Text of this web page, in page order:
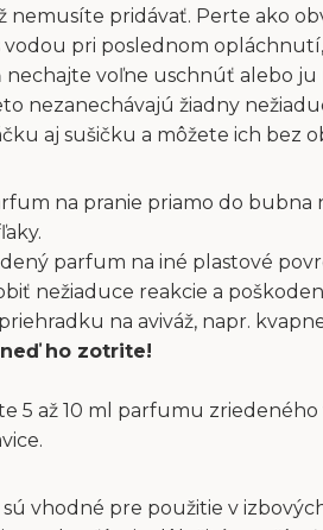
nemusíte pridávať. Perte ako
pri poslednom
nechajte voľne uschnúť alebo
nezanechávajú žiadny
aj sušičku a môžete ich bez
na pranie priamo do bubna
parfum na iné plastové
nežiaduce reakcie a
na aviváž, napr.
ho zotrite!
5 až 10 ml parfumu
vhodné pre použitie v